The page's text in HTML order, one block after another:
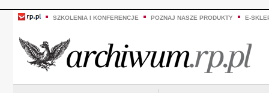
SZKOLENIA I KONFERENCJE POZNAJ NASZE PRODUKTY E-